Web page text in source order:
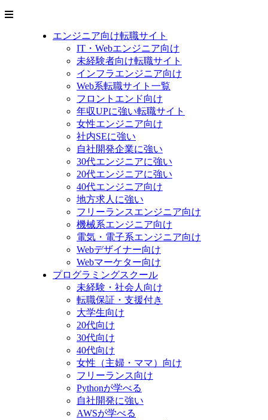
エンジニア向け転職サイト
IT・Webエンジニア向け
未経験者向け転職サイト
インフラエンジニア向け
Web系転職サイト一覧
フロントエンド向け
年収UPに強い転職サイト
女性エンジニア向け
社内SEに強い
自社開発企業に強い
30代エンジニアに強い
20代エンジニアに強い
40代エンジニア向け
地方求人に強い
フリーランスエンジニア向け
機械系エンジニア向け
電気・電子系エンジニア向け
Webデザイナー向け
Webマーケター向け
プログラミングスクール
未経験・社会人向け
転職保証・支援付き
大学生向け
20代向け
30代向け
40代向け
女性（主婦・ママ）向け
フリーランス向け
Pythonが学べる
自社開発に強い
AWSが学べる